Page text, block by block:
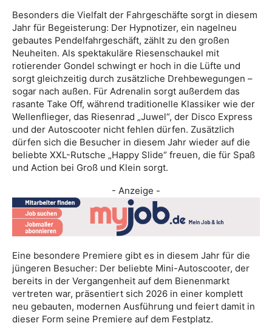
Besonders die Vielfalt der Fahrgeschäfte sorgt in diesem
Jahr für Begeisterung: Der Hypnotizer, ein nagelneu
gebautes Pendelfahrgeschäft, zählt zu den großen
Neuheiten. Als spektakuläre Riesenschaukel mit
rotierender Gondel schwingt er hoch in die Lüfte und
sorgt gleichzeitig durch zusätzliche Drehbewegungen –
sogar nach außen. Für Adrenalin sorgt außerdem das
rasante Take Off, während traditionelle Klassiker wie der
Wellenflieger, das Riesenrad „Juwel“, der Disco Express
und der Autoscooter nicht fehlen dürfen. Zusätzlich
dürfen sich die Besucher in diesem Jahr wieder auf die
beliebte XXL-Rutsche „Happy Slide“ freuen, die für Spaß
und Action bei Groß und Klein sorgt.
- Anzeige -
Eine besondere Premiere gibt es in diesem Jahr für die
jüngeren Besucher: Der beliebte Mini-Autoscooter, der
bereits in der Vergangenheit auf dem Bienenmarkt
vertreten war, präsentiert sich 2026 in einer komplett
neu gebauten, modernen Ausführung und feiert damit in
dieser Form seine Premiere auf dem Festplatz.